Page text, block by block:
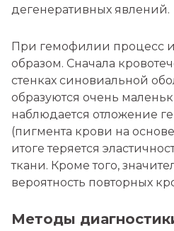
дегенеративных явлений.
При гемофилии процесс
образом. Сначала
стенках синовиальной
образуются очень
наблюдается отложение
(пигмента крови на
итоге теряется
ткани. Кроме того,
вероятность повторных
Методы